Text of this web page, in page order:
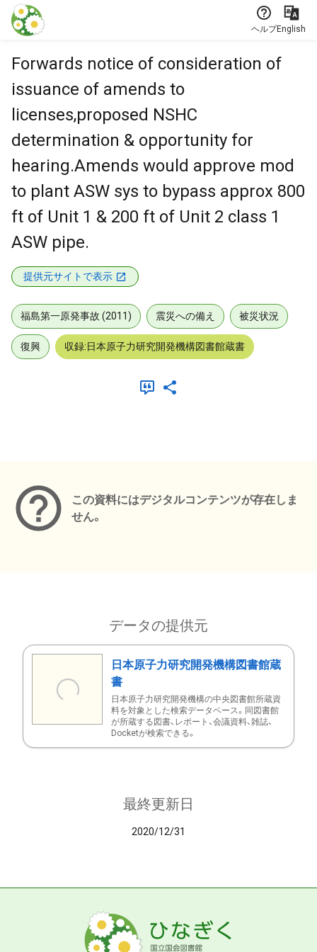
本文に飛ぶ
ヘルプEnglish
Forwards notice of consideration of
issuance of amends to
licenses,proposed NSHC
determination & opportunity for
hearing.Amends would approve mod
to plant ASW sys to bypass approx 800
ft of Unit 1 & 200 ft of Unit 2 class 1
ASW pipe.
提供元サイトで表示
福島第一原発事故 (2011) 震災への備え 被災状況
復興 収録:日本原子力研究開発機構図書館蔵書
この資料にはデジタルコンテンツが存在しま
せん。
データの提供元
日本原子力研究開発機構図書館蔵
書
日本原子力研究開発機構の中央図書館所蔵資
料を対象とした検索データベース。同図書館
が所蔵する図書、レポート、会議資料、雑誌、
Docketが検索できる。
最終更新日
2020/12/31